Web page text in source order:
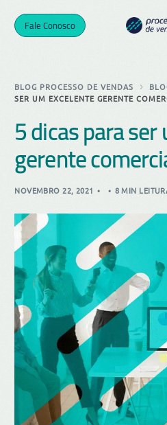
Fale Conosco
BLOG PROCESSO DE VENDAS
SER UM EXCELENTE GERENTE
5 dicas para
gerente
NOVEMBRO 22, 2021 8 MIN